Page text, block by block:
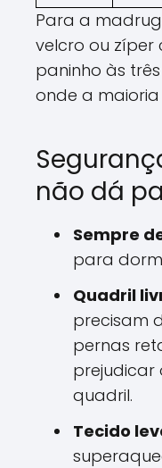
Para a
velcro ou zíper
paninho às
onde a
não dá
Sempre
para
Quadril
precisam
pernas
prejudicar
quadril.
Tecido